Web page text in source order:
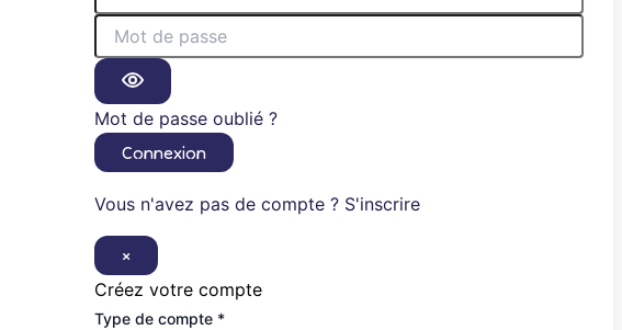
Mot de passe oublié ?
Connexion
Vous n'avez pas de compte ? S'inscrire
×
Créez votre compte
Type de compte *